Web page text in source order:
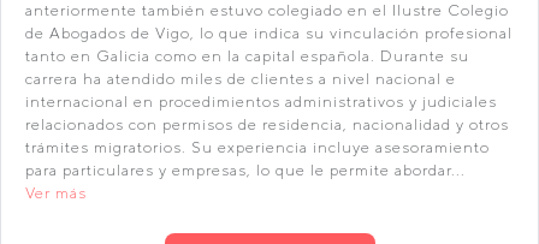
anteriormente también estuvo colegiado en el Ilustre Colegio
de Abogados de Vigo, lo que indica su vinculación profesional
tanto en Galicia como en la capital española. Durante su
carrera ha atendido miles de clientes a nivel nacional e
internacional en procedimientos administrativos y judiciales
relacionados con permisos de residencia, nacionalidad y otros
trámites migratorios. Su experiencia incluye asesoramiento
para particulares y empresas, lo que le permite abordar...
Ver más